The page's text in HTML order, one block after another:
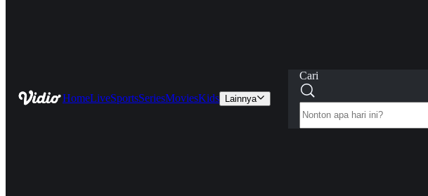
HomeLiveSportsSeriesMoviesKids Lainnya
Cari